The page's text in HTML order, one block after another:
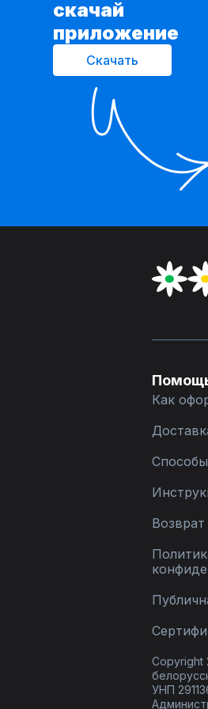
cкачай
приложение
Скачать
Как
Возврат
Copyright
УНП